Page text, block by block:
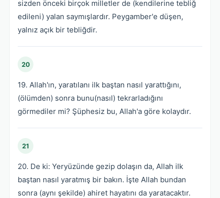
sizden önceki birçok milletler de (kendilerine tebliğ
edileni) yalan saymışlardır. Peygamber'e düşen,
yalnız açık bir tebliğdir.
20
19. Allah'ın, yaratılanı ilk baştan nasıl yarattığını,
(ölümden) sonra bunu(nasıl) tekrarladığını
görmediler mi? Şüphesiz bu, Allah'a göre kolaydır.
21
20. De ki: Yeryüzünde gezip dolaşın da, Allah ilk
baştan nasıl yaratmış bir bakın. İşte Allah bundan
sonra (aynı şekilde) ahiret hayatını da yaratacaktır.